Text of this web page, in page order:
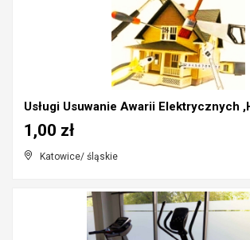
Usługi Usuwanie Awarii Elektrycznych
Katowice/ śląskie
1,00 zł